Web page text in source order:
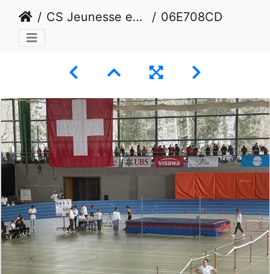
CS Jeunesse en salle Février 2025 - Macolin 06E708CD-54EB-4CF7-8CA5-9035BAAFC4F9 1 105 c